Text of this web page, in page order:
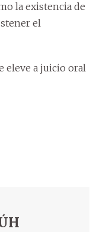
la existencia de
el
eleve a juicio oral